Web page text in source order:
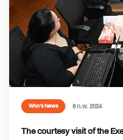
Who’s News 8 ก.พ. 2024
The courtesy visit of the